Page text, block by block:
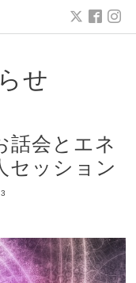
せ
話会とエネ
セッション